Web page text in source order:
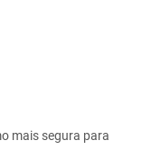
mais segura para